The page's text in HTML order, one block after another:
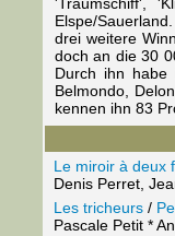
Elspe/
drei weitere
doch an die 30
Durch ihn habe
Belmondo,
kennen ihn 83
Le miroir à deux
Denis Perret,
Les tricheurs /
Pascale Petit *